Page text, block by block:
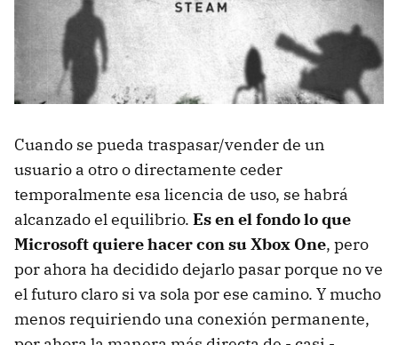
Cuando se pueda traspasar/vender de un
usuario a otro o directamente ceder
temporalmente esa licencia de uso, se habrá
alcanzado el equilibrio. Es en el fondo lo que
Microsoft quiere hacer con su Xbox One, pero
por ahora ha decidido dejarlo pasar porque no ve
el futuro claro si va sola por ese camino. Y mucho
menos requiriendo una conexión permanente,